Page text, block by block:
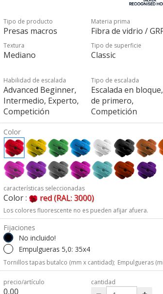
Tipo de producto
Presas macros
Materia prima
Fibra de vidrio /
Textura
Mediano
Tipo de superficie
Classic
Habilidad de escalada
Advanced Beginner,
Intermedio, Experto,
Competición
Tipo de escalada
Escalada en
de primero,
Competición
Color
características seleccionadas
Color : red (RAL: 3000)
Los colores fluorescente no es pueden afijar afuera.
Fijaciones
No incluido!
Empulgueras 5,0: 35x4
Tornillos tapas butalco (mm x cantidad); Empulgueras
precio/artículo
0,00
cantidad